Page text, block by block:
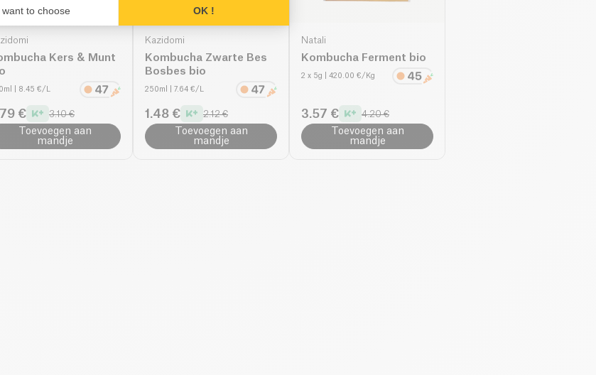
Kers & Munt
| 8.45 €/L
€ 3.10 €
Toevoegen aan
mandje
Kazidomi
Kombucha Zwarte Bes
Bosbes bio
250ml | 7.64 €/L
1.48 € 2.12 €
Toevoegen aan
mandje
Natali
Kombucha Ferment bio
2 x 5g | 420.00 €/Kg
3.57 € 4.20 €
Toevoegen aan
mandje
want to choose OK !